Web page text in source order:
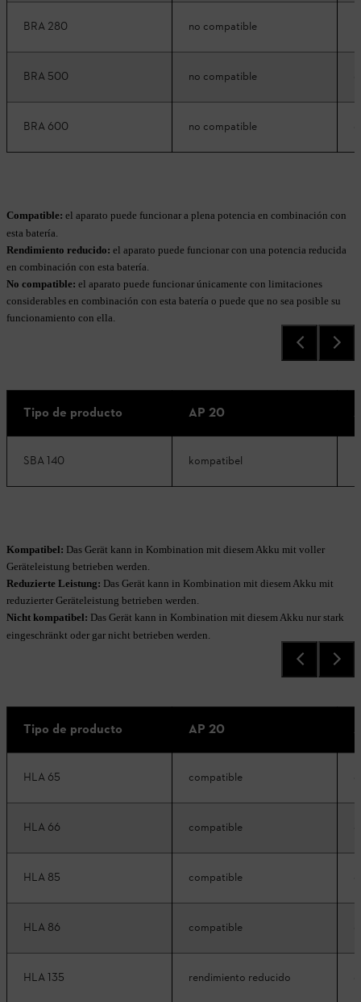
BRA 280 no compatible
BRA 500 no compatible
BRA 600 no compatible
Compatible: el aparato puede funcionar a plena potencia en combinación con
esta batería.
Rendimiento reducido: el aparato puede funcionar con una potencia reducida
en combinación con esta batería.
No compatible: el aparato puede funcionar únicamente con limitaciones
considerables en combinación con esta batería o puede que no sea posible su
funcionamiento con ella.
Tipo de producto AP 20
SBA 140 kompatibel
Kompatibel: Das Gerät kann in Kombination mit diesem Akku mit voller
Geräteleistung betrieben werden.
Reduzierte Leistung: Das Gerät kann in Kombination mit diesem Akku mit
reduzierter Geräteleistung betrieben werden.
Nicht kompatibel: Das Gerät kann in Kombination mit diesem Akku nur stark
eingeschränkt oder gar nicht betrieben werden.
Tipo de producto AP 20
HLA 65 compatible
HLA 66 compatible
HLA 85 compatible
HLA 86 compatible
HLA 135 rendimiento reducido